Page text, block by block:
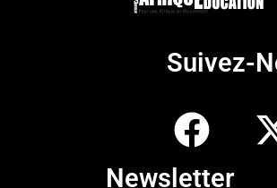
Suivez-
Newsletter